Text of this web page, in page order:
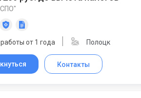
от 1 года Полоцк
Контакты